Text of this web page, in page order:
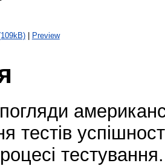
| Preview
тестів
тестування.